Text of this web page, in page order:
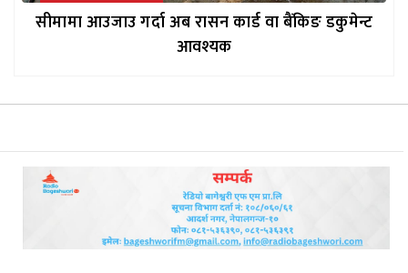
सीमामा आउजाउ गर्दा अब रासन कार्ड वा बैंकिङ डकुमेन्ट
आवश्यक